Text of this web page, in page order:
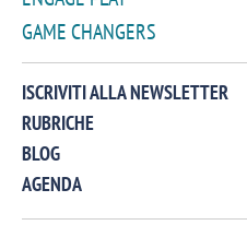
GAME CHANGERS
ISCRIVITI ALLA NEWSLETTER
RUBRICHE
BLOG
AGENDA